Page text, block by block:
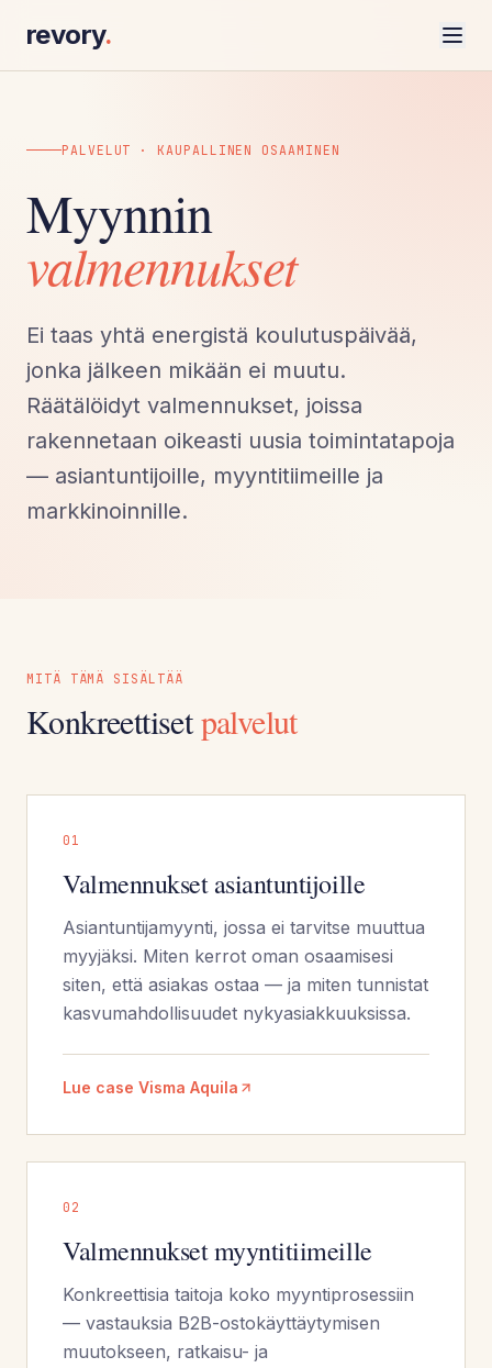
revory.
PALVELUT · KAUPALLINEN OSAAMINEN
Myynnin
valmennukset
Ei taas yhtä energistä koulutuspäivää,
jonka jälkeen mikään ei muutu.
Räätälöidyt valmennukset, joissa
rakennetaan oikeasti uusia toimintatapoja
— asiantuntijoille, myyntitiimeille ja
markkinoinnille.
MITÄ TÄMÄ SISÄLTÄÄ
Konkreettisetpalvelut
0 1
Valmennukset asiantuntijoille
Asiantuntijamyynti, jossa ei tarvitse muuttua
myyjäksi. Miten kerrot oman osaamisesi
siten, että asiakas ostaa — ja miten tunnistat
kasvumahdollisuudet nykyasiakkuuksissa.
Lue case Visma Aquila
0 2
Valmennukset myyntitiimeille
Konkreettisia taitoja koko myyntiprosessiin
— vastauksia B2B-ostokäyttäytymisen
muutokseen, ratkaisu- ja